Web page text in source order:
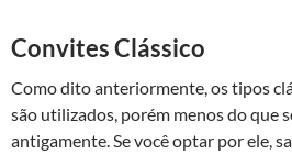
Convites Clássico
Como dito anteriormente, os tipos
são utilizados, porém menos do que
antigamente. Se você optar por ele,